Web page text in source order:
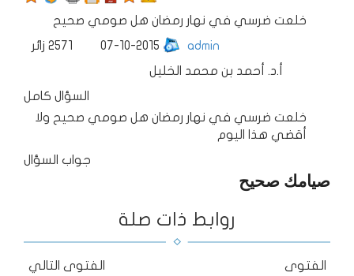
خلعت ضرسي في نهار رمضان هل صومي صحيح
2571 زائر 07-10-2015
admin
أ.د. أحمد بن محمد الخليل
السؤال كامل
خلعت ضرسي في نهار رمضان هل صومي صحيح ولا
أقضي هذا اليوم
جواب السؤال
صيامك صحيح
روابط ذات صلة
الفتوى
الفتوى التالي